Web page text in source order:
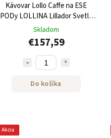
Kávovar Lollo Caffe na ESE
PODy LOLLINA Lillador Svetlo
fialový + 40 ESE Podov
Skladom
€157,59
Do košíka
Akcia